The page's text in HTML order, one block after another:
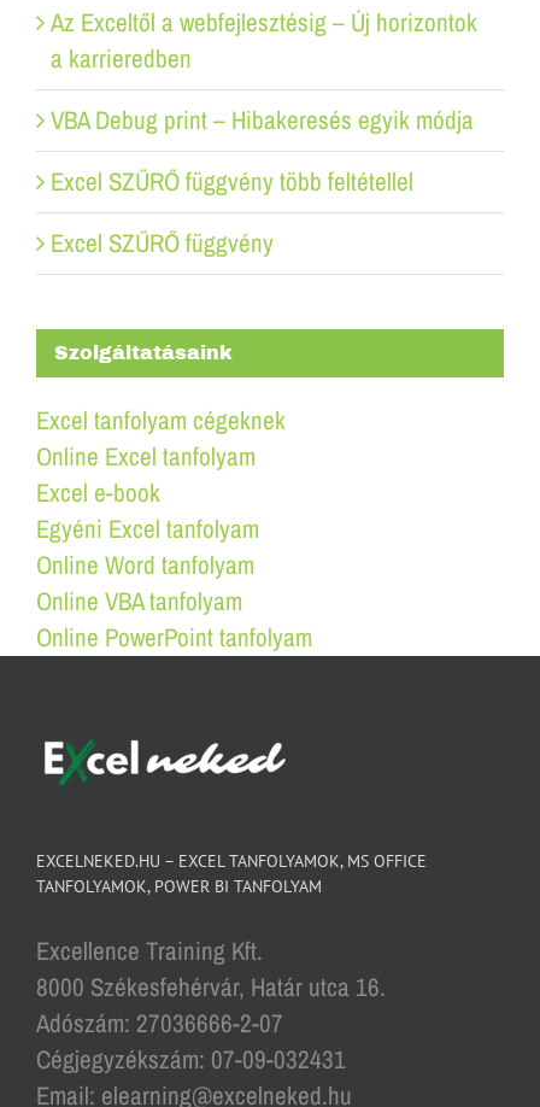
Az Exceltől a webfejlesztésig – Új horizontok
a karrieredben
VBA Debug print – Hibakeresés egyik módja
Excel SZŰRŐ függvény több feltétellel
Excel SZŰRŐ függvény
Szolgáltatásaink
Excel tanfolyam cégeknek
Online Excel tanfolyam
Excel e-book
Egyéni Excel tanfolyam
Online Word tanfolyam
Online VBA tanfolyam
Online PowerPoint tanfolyam
EXCELNEKED.HU – EXCEL TANFOLYAMOK, MS OFFICE
TANFOLYAMOK, POWER BI TANFOLYAM
Excellence Training Kft.
8000 Székesfehérvár, Határ utca 16.
Adószám: 27036666-2-07
Cégjegyzékszám: 07-09-032431
Email: elearning@excelneked.hu